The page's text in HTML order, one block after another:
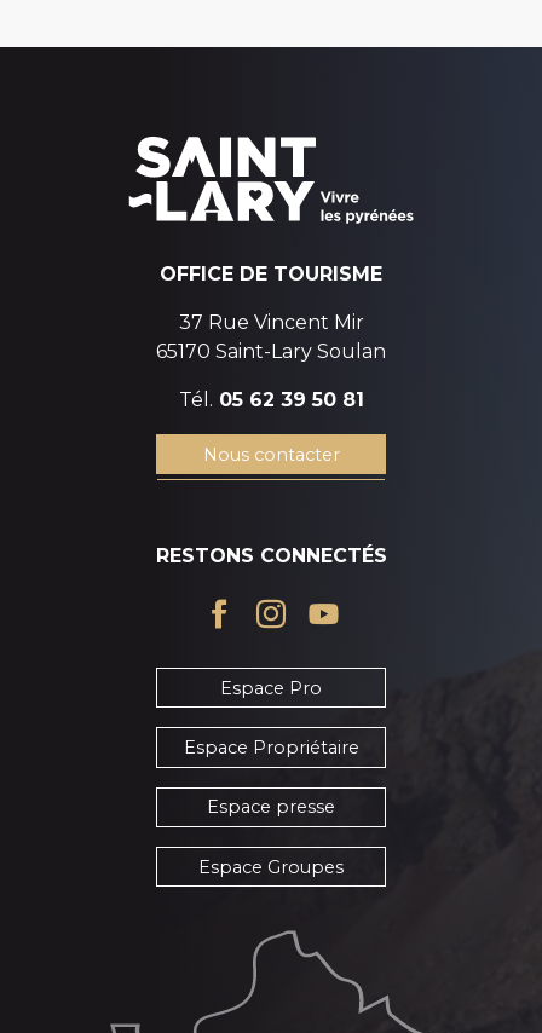
OFFICE DE TOURISME
37 Rue Vincent Mir
65170 Saint-Lary Soulan
Tél. 05 62 39 50 81
Nous contacter
RESTONS CONNECTÉS
Espace Pro
Espace Propriétaire
Espace presse
Espace Groupes